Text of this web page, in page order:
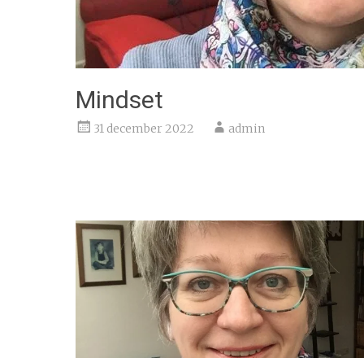
Mindset
31 december 2022 admin